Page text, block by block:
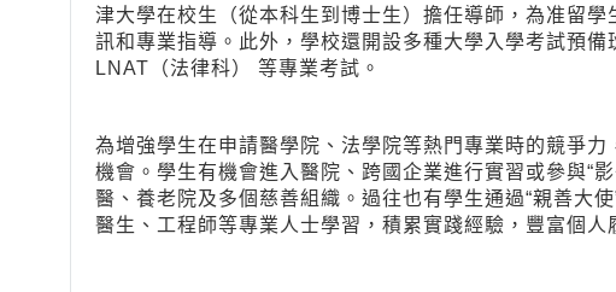
津大學在校生（從本科生到博士生）擔任導師，為准留
訊和專業指導。此外，學校還開設多種大學入學考試預備
LNAT（法律科） 等專業考試。
為增強學生在申請醫學院、法學院等熱門專業時的競爭
機會。學生有機會進入醫院、跨國企業進行實習或參與“
醫、養老院及多個慈善組織。過往也有學生通過“親善大
醫生、工程師等專業人士學習，積累實踐經驗，豐富個人